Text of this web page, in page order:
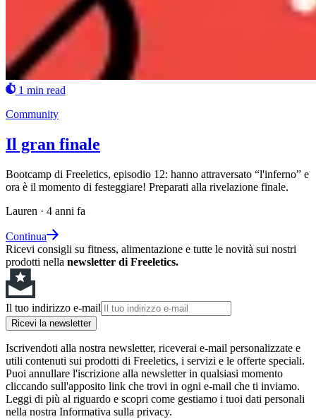
1 min read
Community
Il gran finale
Bootcamp di Freeletics, episodio 12: hanno attraversato “l'inferno” e
ora è il momento di festeggiare! Preparati alla rivelazione finale.
Lauren · 4 anni fa
Continua
Ricevi consigli su fitness, alimentazione e tutte le novità sui nostri
prodotti nella newsletter di Freeletics.
Il tuo indirizzo e-mail
Ricevi la newsletter
Iscrivendoti alla nostra newsletter, riceverai e-mail personalizzate e
utili contenuti sui prodotti di Freeletics, i servizi e le offerte speciali.
Puoi annullare l'iscrizione alla newsletter in qualsiasi momento
cliccando sull'apposito link che trovi in ogni e-mail che ti inviamo.
Leggi di più al riguardo e scopri come gestiamo i tuoi dati personali
nella nostra Informativa sulla privacy.